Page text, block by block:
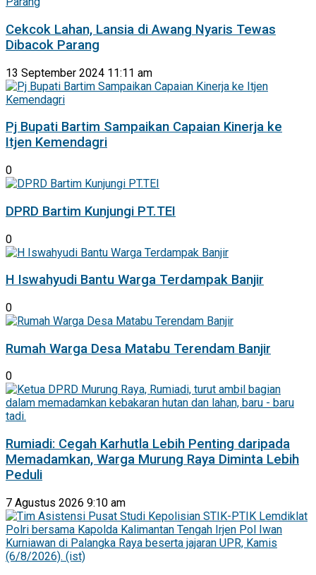
Cekcok Lahan, Lansia di Awang Nyaris Tewas
Dibacok Parang
13 September 2024 11:11 am
Pj Bupati Bartim Sampaikan Capaian Kinerja ke
Itjen Kemendagri
0
DPRD Bartim Kunjungi PT.TEI
0
H Iswahyudi Bantu Warga Terdampak Banjir
0
Rumah Warga Desa Matabu Terendam Banjir
0
Rumiadi: Cegah Karhutla Lebih Penting daripada
Memadamkan, Warga Murung Raya Diminta Lebih
Peduli
7 Agustus 2026 9:10 am